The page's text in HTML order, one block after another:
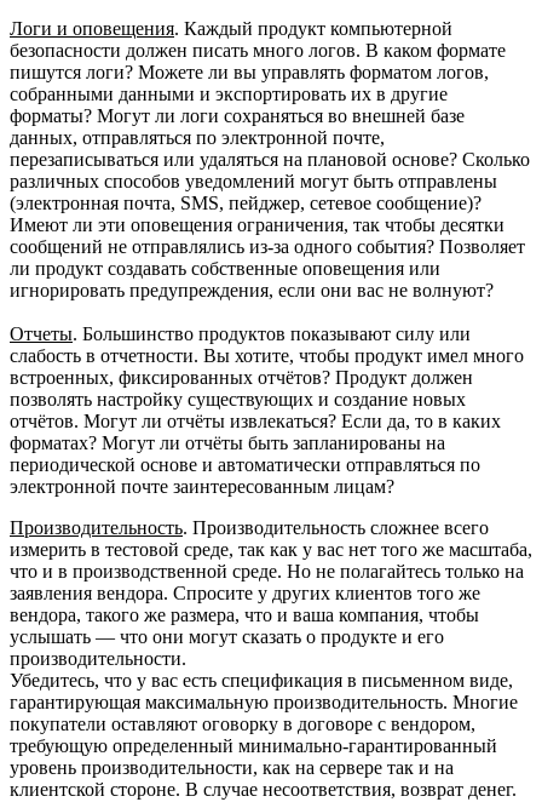
Логи и оповещения. Каждый продукт компьютерной
безопасности должен писать много логов. В каком формате
пишутся логи? Можете ли вы управлять форматом логов,
собранными данными и экспортировать их в другие
форматы? Могут ли логи сохраняться во внешней базе
данных, отправляться по электронной почте,
перезаписываться или удаляться на плановой основе? Сколько
различных способов уведомлений могут быть отправлены
(электронная почта, SMS, пейджер, сетевое сообщение)?
Имеют ли эти оповещения ограничения, так чтобы десятки
сообщений не отправлялись из-за одного события? Позволяет
ли продукт создавать собственные оповещения или
игнорировать предупреждения, если они вас не волнуют?
Отчеты. Большинство продуктов показывают силу или
слабость в отчетности. Вы хотите, чтобы продукт имел много
встроенных, фиксированных отчётов? Продукт должен
позволять настройку существующих и создание новых
отчётов. Могут ли отчёты извлекаться? Если да, то в каких
форматах? Могут ли отчёты быть запланированы на
периодической основе и автоматически отправляться по
электронной почте заинтересованным лицам?
Производительность. Производительность сложнее всего
измерить в тестовой среде, так как у вас нет того же масштаба,
что и в производственной среде. Но не полагайтесь только на
заявления вендора. Спросите у других клиентов того же
вендора, такого же размера, что и ваша компания, чтобы
услышать — что они могут сказать о продукте и его
производительности.
Убедитесь, что у вас есть спецификация в письменном виде,
гарантирующая максимальную производительность. Многие
покупатели оставляют оговорку в договоре с вендором,
требующую определенный минимально-гарантированный
уровень производительности, как на сервере так и на
клиентской стороне. В случае несоответствия, возврат денег.